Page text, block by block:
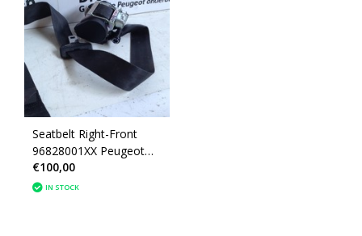
Seatbelt Right-Front
96828001XX Peugeot
308CC convertible
€100,00
IN STOCK